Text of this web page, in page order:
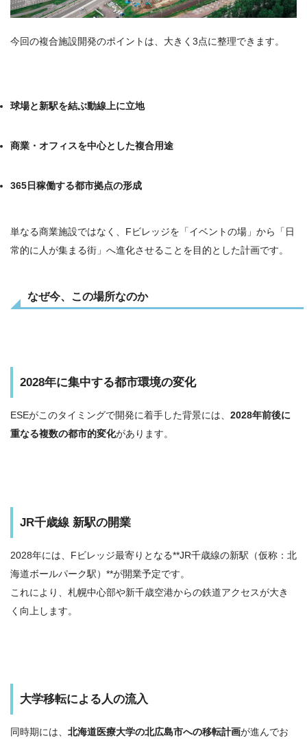
今回の複合施設開発のポイントは、大きく3点に整理できます。
球場と新駅を結ぶ動線上に立地
商業・オフィスを中心とした複合用途
365日稼働する都市拠点の形成
単なる商業施設ではなく、Fビレッジを「イベントの場」から「日
常的に人が集まる街」へ進化させることを目的とした計画です。
なぜ今、この場所なのか
2028年に集中する都市環境の変化
ESEがこのタイミングで開発に着手した背景には、 2028年前後に
重なる複数の都市的変化があります。
JR千歳線 新駅の開業
2028年には、Fビレッジ最寄りとなる**JR千歳線の新駅（仮称：北
海道ボールパーク駅）**が開業予定です。
これにより、札幌中心部や新千歳空港からの鉄道アクセスが大き
く向上します。
大学移転による人の流入
同時期には、 北海道医療大学の北広島市への移転計画が進んでお